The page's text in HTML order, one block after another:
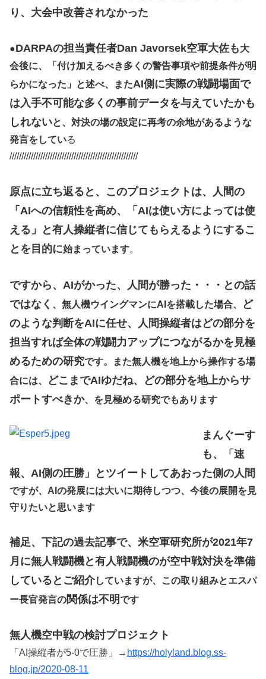
り、大会中改善されなかった
●DARPAの担当責任者Dan Javorsek空軍大佐も大
会後に、「付け加えるべき多くの警告事項や前提条件が明
らかになった」と述べ、またAI側に実際の戦闘場面で
は入手不可能な多くの事前データを与えていたかも
しれないと、対決の場の設定に再考の余地があるような
発言をしている
//////////////////////////////////////////////////////
原点に立ち返ると、このプロジェクトは、人間の
「AIへの信頼性を高め、「AIは使い方によっては使
える」と有人操縦者に信じてもらえるようにするこ
とを目的に始まっています。
ですから、AIがかった、人間が勝った・・・との話
ではなく 、無人機ウイングマンにAIを搭載した場合、
ど
のような判断をAIに任せ、人間操縦者はどの部分を
担当すれば全体の戦闘力アップにつながるかを見極
めるための研究です。また無人機を地上から操作する場
合には、
どこまでAIゆだね、どの部分を地上からサ
ポートすべきか、を見極める研究でもあります
まんぐーす
も、「速
報、AI側の圧勝」とツイートしてあおった側の人間
ですが、AIの発展には大いに期待しつつ、今後の展開を見
守りたいと思います
補足、下記の過去記事で、米空軍研究所が2021年7
月に無人戦闘機と有人戦闘機のが空中戦対決を準備
しているとご紹介していますが、この取り組みとエスパ
ー長官発言の関係は不明です
無人機空中戦の検討プロジェクト
「AI操縦者が5-0で圧勝」→ https://holyland.blog.ss-
blog.jp/2020-08-11